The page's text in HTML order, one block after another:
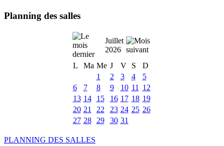
Planning des salles
Juillet
2026
L
Ma Me J V S
D
1
2 3 4
5
6
7 8 9 10 11
12
13 14 15 16 17 18 19
20 21 22 23 24 25 26
27 28 29 30 31
PLANNING DES SALLES